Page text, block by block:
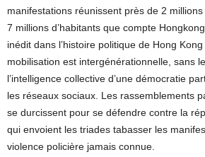
manifestations réunissent près de 2
7 millions d’habitants que compte
inédit dans l’histoire politique de Hong
mobilisation est intergénérationnelle, sans
l’intelligence collective d’une démocratie
les réseaux sociaux. Les rassemblements
se durcissent pour se défendre contre la
qui envoient les triades tabasser les
violence policière jamais connue.